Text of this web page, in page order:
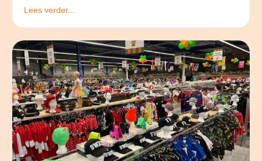
Lees verder...